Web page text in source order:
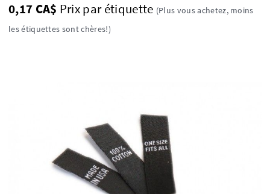
0,17 CA$ Prix ​​par étiquette (Plus vous achetez, moins
les étiquettes sont chères!)